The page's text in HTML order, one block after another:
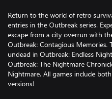
Return to the world of retro
entries in the Outbreak series.
escape from a city overrun with
Outbreak: Contagious
undead in Outbreak: Endless
Outbreak: The Nightmare
Nightmare. All games include
versions!